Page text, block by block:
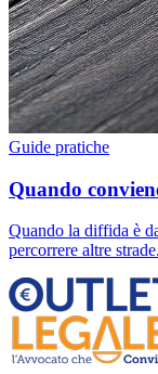
Guide pratiche
Quando
Quando la diffida è
percorrere altre strade.